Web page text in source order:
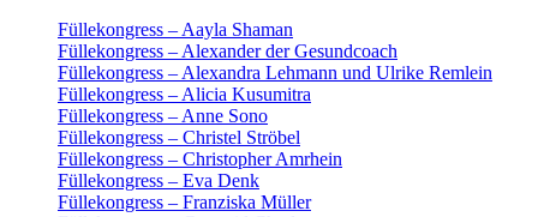
Füllekongress – Aayla Shaman
Füllekongress – Alexander der Gesundcoach
Füllekongress – Alexandra Lehmann und Ulrike Remlein
Füllekongress – Alicia Kusumitra
Füllekongress – Anne Sono
Füllekongress – Christel Ströbel
Füllekongress – Christopher Amrhein
Füllekongress – Eva Denk
Füllekongress – Franziska Müller